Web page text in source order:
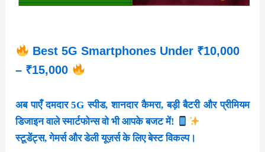
Best 5G Smartphones Under ₹10,000
– ₹15,000
अब पाएँ दमदार 5G स्पीड, शानदार कैमरा, बड़ी बैटरी और प्रीमियम
डिजाइन वाले स्मार्टफोन्स वो भी आपके बजट में!
स्टूडेंट्स, गेमर्स और डेली यूज़र्स के लिए बेस्ट विकल्प।